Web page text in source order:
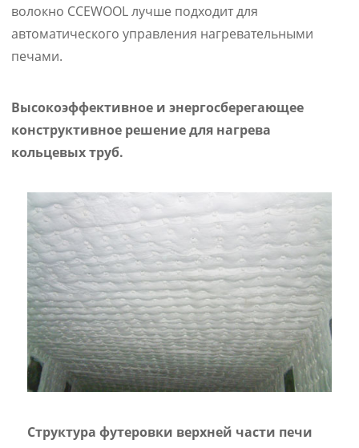
волокно CCEWOOL лучше подходит для
автоматического управления нагревательными
печами.
Высокоэффективное и энергосберегающее
конструктивное решение для нагрева
кольцевых труб.
Структура футеровки верхней части печи